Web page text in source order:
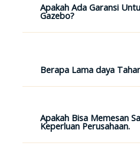
Apakah Ada Garansi
Gazebo?
Berapa Lama daya
Apakah Bisa Memesan
Keperluan Perusahaan.